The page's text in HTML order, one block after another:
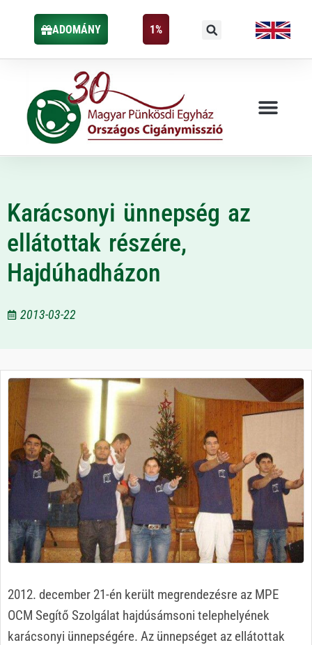
ADOMÁNY 1%
Karácsonyi ünnepség az
ellátottak részére,
Hajdúhadházon
2013-03-22
2012. december 21-én került megrendezésre az MPE
OCM Segítő Szolgálat hajdúsámsoni telephelyének
karácsonyi ünnepségére. Az ünnepséget az ellátottak